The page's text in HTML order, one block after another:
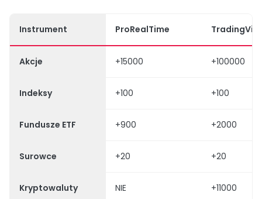
Instrument ProRealTime
Akcje +15000 +100000
Indeksy +100 +100
Fundusze ETF +900 +2000
Surowce +20 +20
Kryptowaluty NIE +11000